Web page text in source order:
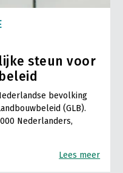
steun voor
bevolking
(GLB).
Nederlanders,
Lees meer